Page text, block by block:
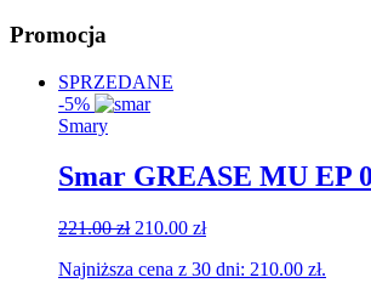
Promocja
SPRZEDANE
-5%
Smary
Smar GREASE MU EP
221.00zł Original
was:
210.00 złCurrent
is:
Najniższa cena z 30 dni: 210.00 zł.